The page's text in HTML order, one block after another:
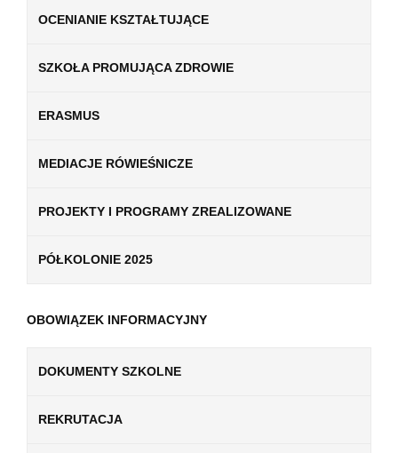
OCENIANIE KSZTAŁTUJĄCE
SZKOŁA PROMUJĄCA ZDROWIE
ERASMUS
MEDIACJE RÓWIEŚNICZE
PROJEKTY I PROGRAMY ZREALIZOWANE
PÓŁKOLONIE 2025
OBOWIĄZEK INFORMACYJNY
DOKUMENTY SZKOLNE
REKRUTACJA